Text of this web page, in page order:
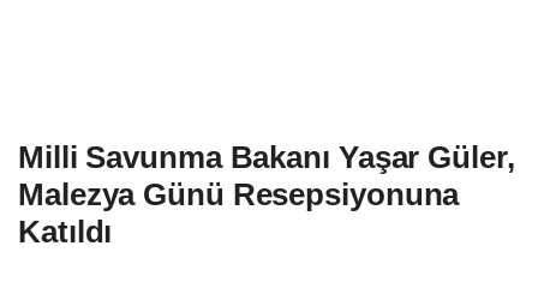
Milli Savunma Bakanı Yaşar Güler,
Malezya Günü Resepsiyonuna
Katıldı